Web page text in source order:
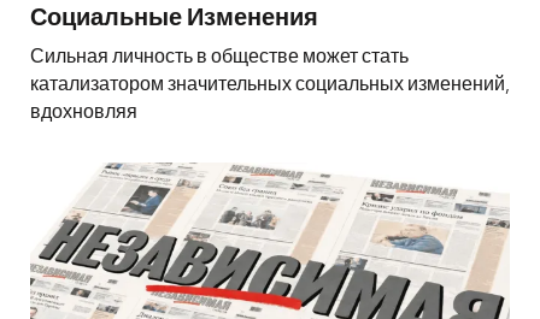
Социальные Изменения
Сильная личность в обществе может стать
катализатором значительных социальных изменений,
вдохновляя